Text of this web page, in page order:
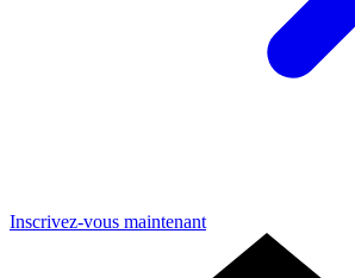
Inscrivez-vous maintenant